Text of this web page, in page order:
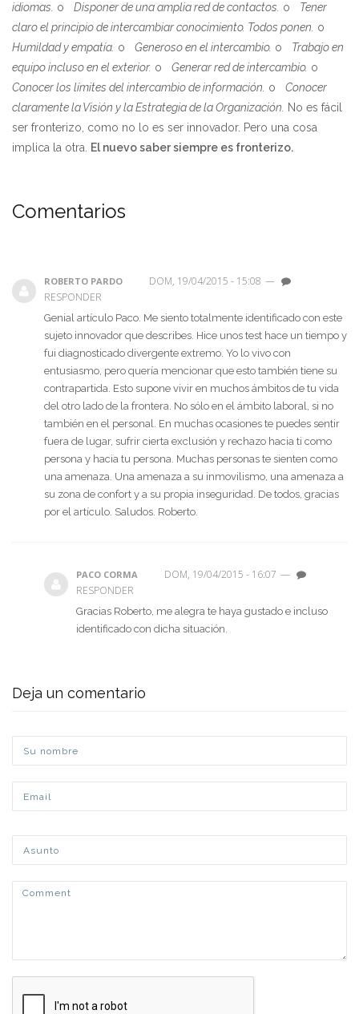
idiomas. o Disponer de una amplia red de contactos. o Tener
claro el principio de intercambiar conocimiento. Todos ponen. o
Humildad y empatía. o Generoso en el intercambio. o Trabajo en
equipo incluso en el exterior. o Generar red de intercambio. o
Conocer los límites del intercambio de información. o Conocer
claramente la Visión y la Estrategia de la Organización.
No es fácil
ser fronterizo, como no lo es ser innovador. Pero una cosa
implica la otra.
El nuevo saber siempre es fronterizo.
Comentarios
ROBERTO PARDO DOM, 19/04/2015 - 15:08 —
RESPONDER
Genial artículo Paco. Me siento totalmente identificado con este
sujeto innovador que describes. Hice unos test hace un tiempo y
fui diagnosticado divergente extremo. Yo lo vivo con
entusiasmo, pero quería mencionar que esto también tiene su
contrapartida. Esto supone vivir en muchos ámbitos de tu vida
del otro lado de la frontera. No sólo en el ámbito laboral, si no
también en el personal. En muchas ocasiones te puedes sentir
fuera de lugar, sufrir cierta exclusión y rechazo hacia ti como
persona y hacia tu persona. Muchas personas te sienten como
una amenaza. Una amenaza a su inmovilismo, una amenaza a
su zona de confort y a su propia inseguridad. De todos, gracias
por el artículo. Saludos. Roberto.
PACO CORMA DOM, 19/04/2015 - 16:07 —
RESPONDER
Gracias Roberto, me alegra te haya gustado e incluso
identificado con dicha situación.
Deja un comentario